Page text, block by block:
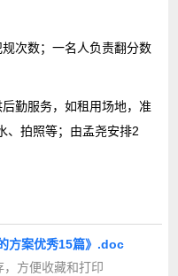
次数；一名人负责翻分数
勤服务，如租用场地，准
、拍照等；由孟尧安排2
方案优秀15篇》.doc
，方便收藏和打印